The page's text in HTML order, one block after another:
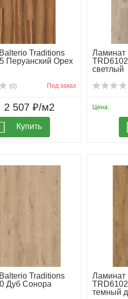
связаться с которыми можно
Traditions
Перуанский Oрех
(0) Под заказ
2 507 ₽/м2
Купить
Ламинат
светлый
Цена:
Traditions
Дуб Сонора
Ламинат
темный